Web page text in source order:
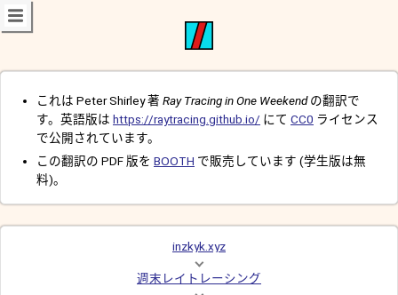
これは Peter Shirley 著 Ray Tracing in One Weekendの翻訳で
す。英語版は https://raytracing.github.io/ にて CC0 ライセンス
で公開されています。
この翻訳の PDF 版を BOOTH で販売しています (学生版は無
料)。
inzkyk.xyz
週末レイトレーシング